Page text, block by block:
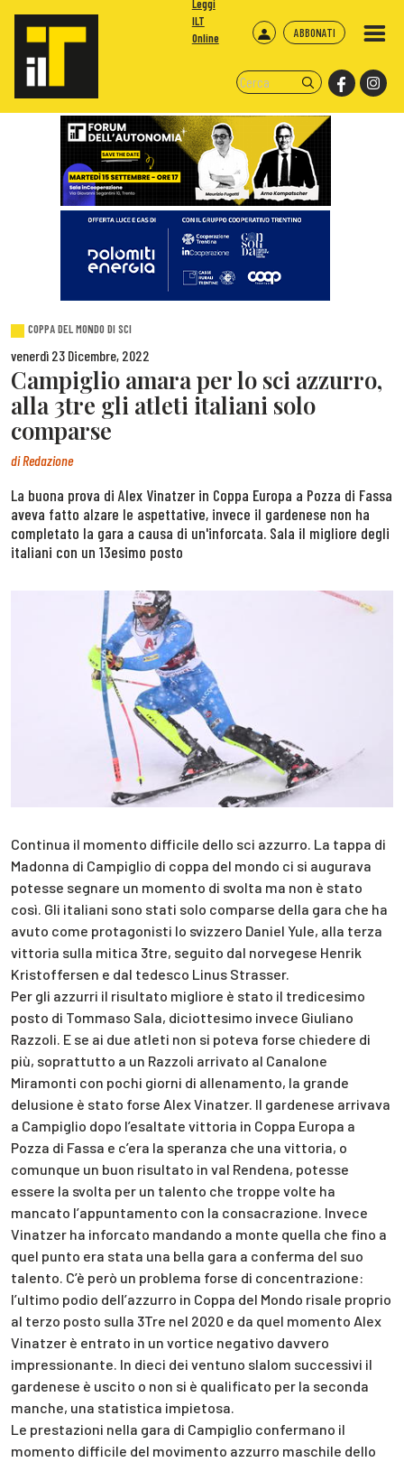
ABBONATI
Leggi
ILT
Online
COPPA DEL MONDO DI SCI
venerdì 23 Dicembre, 2022
Campiglio amara per lo sci azzurro,
alla 3tre gli atleti italiani solo
comparse
diRedazione
La buona prova di Alex Vinatzer in Coppa Europa a Pozza di Fassa
aveva fatto alzare le aspettative, invece il gardenese non ha
completato la gara a causa di un'inforcata. Sala il migliore degli
italiani con un 13esimo posto
Continua il momento difficile dello sci azzurro. La tappa di
Madonna di Campiglio di coppa del mondo ci si augurava
potesse segnare un momento di svolta ma non è stato
così. Gli italiani sono stati solo comparse della gara che ha
avuto come protagonisti lo svizzero Daniel Yule, alla terza
vittoria sulla mitica 3tre, seguito dal norvegese Henrik
Kristoffersen e dal tedesco Linus Strasser.
Per gli azzurri il risultato migliore è stato il tredicesimo
posto di Tommaso Sala, diciottesimo invece Giuliano
Razzoli. E se ai due atleti non si poteva forse chiedere di
più, soprattutto a un Razzoli arrivato al Canalone
Miramonti con pochi giorni di allenamento, la grande
delusione è stato forse Alex Vinatzer. Il gardenese arrivava
a Campiglio dopo l’esaltate vittoria in Coppa Europa a
Pozza di Fassa e c’era la speranza che una vittoria, o
comunque un buon risultato in val Rendena, potesse
essere la svolta per un talento che troppe volte ha
mancato l’appuntamento con la consacrazione. Invece
Vinatzer ha inforcato mandando a monte quella che fino a
quel punto era stata una bella gara a conferma del suo
talento. C’è però un problema forse di concentrazione:
l’ultimo podio dell’azzurro in Coppa del Mondo risale proprio
al terzo posto sulla 3Tre nel 2020 e da quel momento Alex
Vinatzer è entrato in un vortice negativo davvero
impressionante. In dieci dei ventuno slalom successivi il
gardenese è uscito o non si è qualificato per la seconda
manche, una statistica impietosa.
Le prestazioni nella gara di Campiglio confermano il
momento difficile del movimento azzurro maschile dello